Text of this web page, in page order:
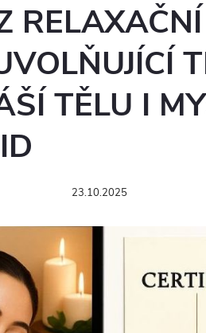
TĚLU I
23.10.2025